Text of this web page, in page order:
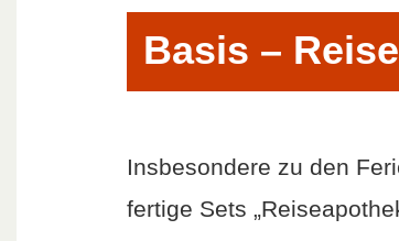
Basis –
Insbesondere zu den
fertige Sets